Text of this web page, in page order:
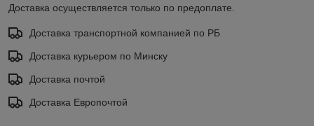
Доставка осуществляется только по предоплате.
Доставка транспортной компанией по РБ
Доставка курьером по Минску
Доставка почтой
Доставка Европочтой